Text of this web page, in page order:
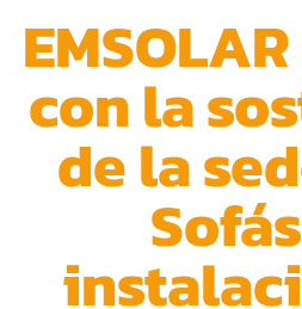
con la
de la